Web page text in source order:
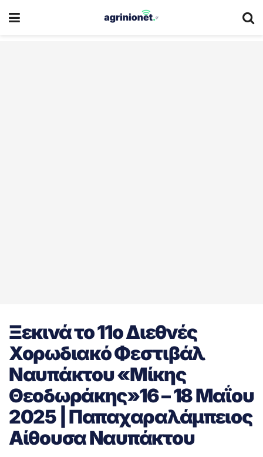
Ξεκινά το 11ο Διεθνές
Χορωδιακό Φεστιβάλ
Ναυπάκτου «Μίκης
Θεοδωράκης»16 – 18 Μαΐου
2025 | Παπαχαραλάμπειος
Αίθουσα Ναυπάκτου